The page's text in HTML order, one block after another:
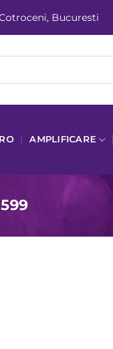
Bucuresti
AMPLIFICARE